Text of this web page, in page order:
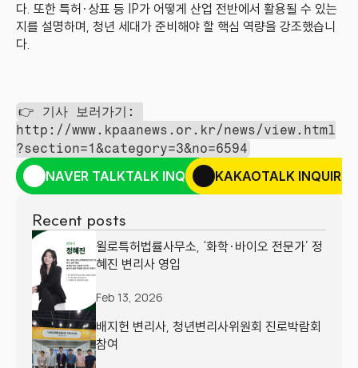
다. 또한 특허·상표 등 IP가 어떻게 산업 전반에서 활용될 수 있는
지를 설명하며, 청년 세대가 준비해야 할 핵심 역량을 강조했습니
다.
http://www.kpaanews.or.kr/news/view.html
?section=1&category=3&no=6594
NAVER TALKTALK INQUIRYKAKAOTALK INQUIRY
Recent posts
윌로특허법률사무소, ‘화학·바이오 전문가’ 정
혜진 변리사 영입
Feb 13, 2026
배지헌 변리사, 청년변리사위원회 진로박람회
참여